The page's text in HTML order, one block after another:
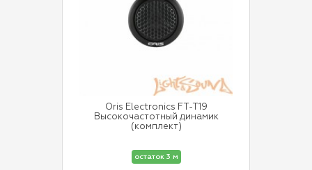
Oris Electronics FT-T19
Высокочастотный динамик
(комплект)
остаток 3 м